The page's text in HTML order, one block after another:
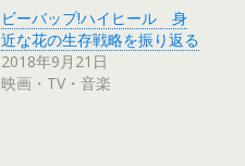
ビーバップ!ハイヒール 身
近な花の生存戦略を振り返る
2018年9月21日
映画・TV・音楽